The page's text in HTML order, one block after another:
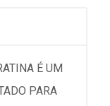
É UM
PARA